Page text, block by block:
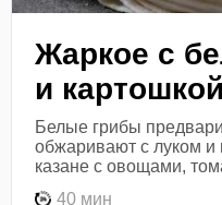
Жаркое с
и картошкой
Белые грибы
обжаривают с луком
казане с овощами,
40 мин